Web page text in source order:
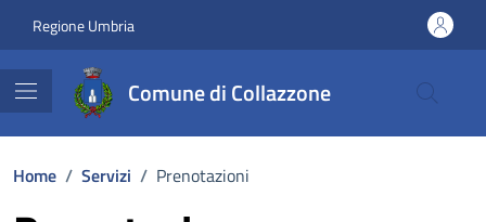
Regione Umbria
Comune di Collazzone
Home / Servizi / Prenotazioni